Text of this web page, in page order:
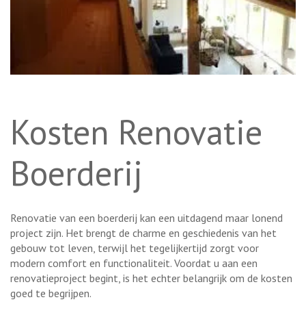
Kosten Renovatie
Boerderij
Renovatie van een boerderij kan een uitdagend maar lonend
project zijn. Het brengt de charme en geschiedenis van het
gebouw tot leven, terwijl het tegelijkertijd zorgt voor
modern comfort en functionaliteit. Voordat u aan een
renovatieproject begint, is het echter belangrijk om de kosten
goed te begrijpen.